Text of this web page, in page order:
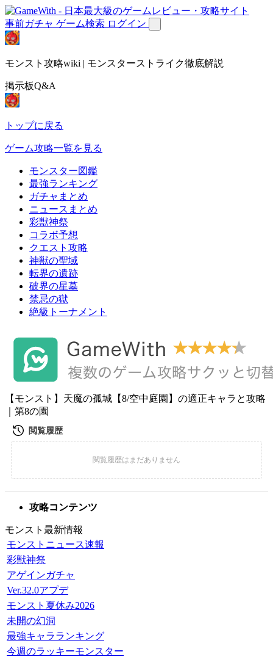
事前ガチャ ゲーム検索 ログイン
モンスト攻略wiki | モンスターストライク徹底解説
掲示板Q&A
トップに戻る
ゲーム攻略一覧を見る
モンスター図鑑
最強ランキング
ガチャまとめ
ニュースまとめ
彩獣神祭
コラボ予想
クエスト攻略
神獣の聖域
転界の遺跡
破界の星墓
禁忌の獄
絶級トーナメント
【モンスト】天魔の孤城【8/空中庭園】の適正キャラと攻略
｜第8の園
攻略コンテンツ
モンスト最新情報
モンストニュース速報
彩獣神祭
アゲインガチャ
Ver.32.0アプデ
モンスト夏休み2026
未開の幻洞
最強キャラランキング
今週のラッキーモンスター